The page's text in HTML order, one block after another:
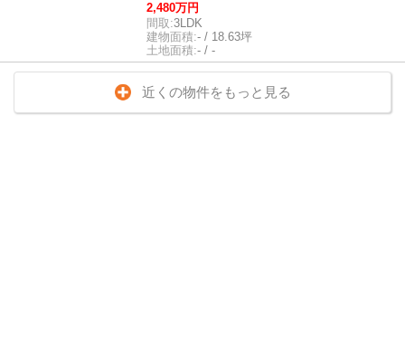
2,480万円
間取:3LDK
建物面積:- / 18.63坪
土地面積:- / -
近くの物件をもっと見る